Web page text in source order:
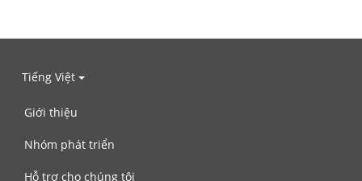
Tiếng Việt
Giới thiệu
Nhóm phát triển
Hỗ trợ cho chúng tôi